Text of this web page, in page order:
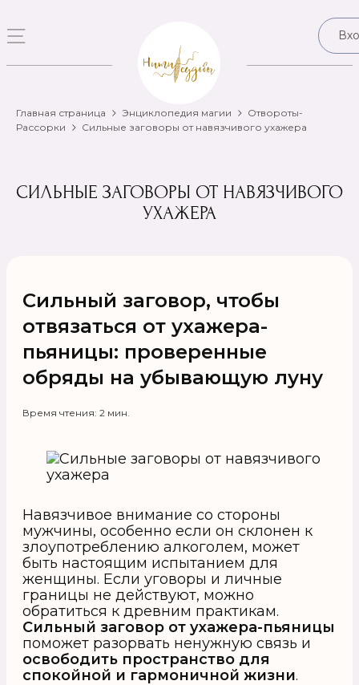
Главная страница Энциклопедия магии
Отвороты-
Рассорки
Сильные заговоры от навязчивого ухажера
СИЛЬНЫЕ ЗАГОВОРЫ ОТ НАВЯЗЧИВОГО
УХАЖЕРА
Сильный заговор, чтобы
отвязаться от ухажера-
пьяницы: проверенные
обряды на убывающую луну
Время чтения: 2 мин.
Навязчивое внимание со стороны
мужчины, особенно если он склонен к
злоупотреблению алкоголем, может
быть настоящим испытанием для
женщины. Если уговоры и личные
границы не действуют, можно
обратиться к древним практикам.
Сильный заговор от ухажера-пьяницы
поможет разорвать ненужную связь и
освободить пространство для
спокойной и гармоничной жизни.